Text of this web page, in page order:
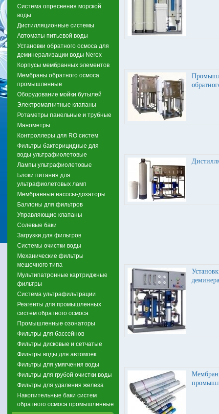
Система опреснения морской
воды
Дистилляционные системы
Автоматы питьевой воды
Установки обратного осмоса для
деминерализации воды Nerex
Корпусы мембранных элементов
Мембраны обратного осмоса
промышленные
Оборудование мойки бутылей
Электромагнитные клапаны
Ротаметры панельные и трубные
Манометры
Контроллеры для RO систем
Фильтры бактерицидные для
воды ультрафиолетовые
Лампы ультрафиолетовые
Блоки питания для
ультрафиолетовых ламп
Мембранные насосы-дозаторы
Баллоны для фильтров
Управляющие клапаны
Солевые баки
Загрузки для фильтров
Системы очистки воды
Механические фильтры
мешочного типа
Мультипатронные картриджные
фильтры
Система ультрафильтрации
Реагенты для промышленных
систем обратного осмоса
Промышленные озонаторы
Фильтры для бассейнов
Фильтры дисковые и сетчатые
Фильтры воды для автомоек
Фильтры для умягчения воды
Фильтры для грубой очистки воды
Фильтры для удаления железа
Накопительные баки систем
обратного осмоса промышленные